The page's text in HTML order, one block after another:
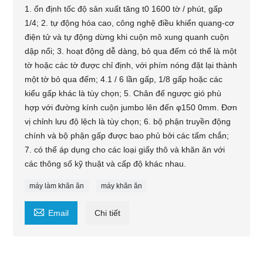
1. ổn định tốc độ sản xuất tăng t0 1600 tờ / phút, gấp
1/4; 2. tự động hóa cao, công nghệ điều khiển quang-cơ
điện tử và tự động dừng khi cuộn mô xung quanh cuộn
dập nổi; 3. hoạt động dễ dàng, bỏ qua đếm có thể là một
tờ hoặc các tờ được chỉ định, với phím nóng đặt lại thành
một tờ bỏ qua đếm; 4.1 / 6 lần gấp, 1/8 gấp hoặc các
kiểu gấp khác là tùy chọn; 5. Chân đế ngược gió phù
hợp với đường kính cuộn jumbo lên đến φ150 0mm. Đơn
vị chỉnh lưu độ lệch là tùy chọn; 6. bộ phận truyền động
chính và bộ phận gấp được bao phủ bởi các tấm chắn;
7. có thể áp dụng cho các loại giấy thô và khăn ăn với
các thông số kỹ thuật và cấp độ khác nhau.
máy làm khăn ăn máy khăn ăn
 Email Chi tiết